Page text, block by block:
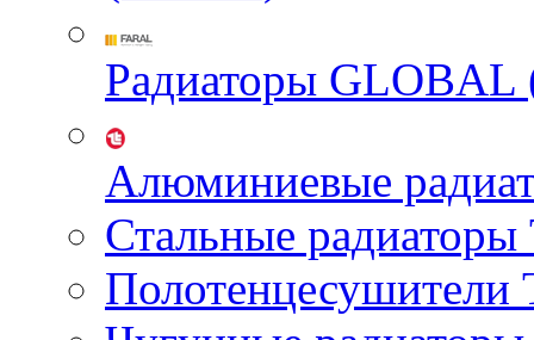
Радиаторы GLOBAL
Алюминиевые
Стальные